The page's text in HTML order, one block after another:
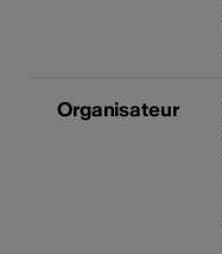
Organisateur